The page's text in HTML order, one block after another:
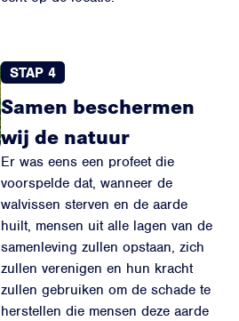
STAP 4
Samen beschermen
wij de natuur
Er was eens een profeet die
voorspelde dat, wanneer de
walvissen sterven en de aarde
huilt, mensen uit alle lagen van de
samenleving zullen opstaan, zich
zullen verenigen en hun kracht
zullen gebruiken om de schade te
herstellen die mensen deze aarde